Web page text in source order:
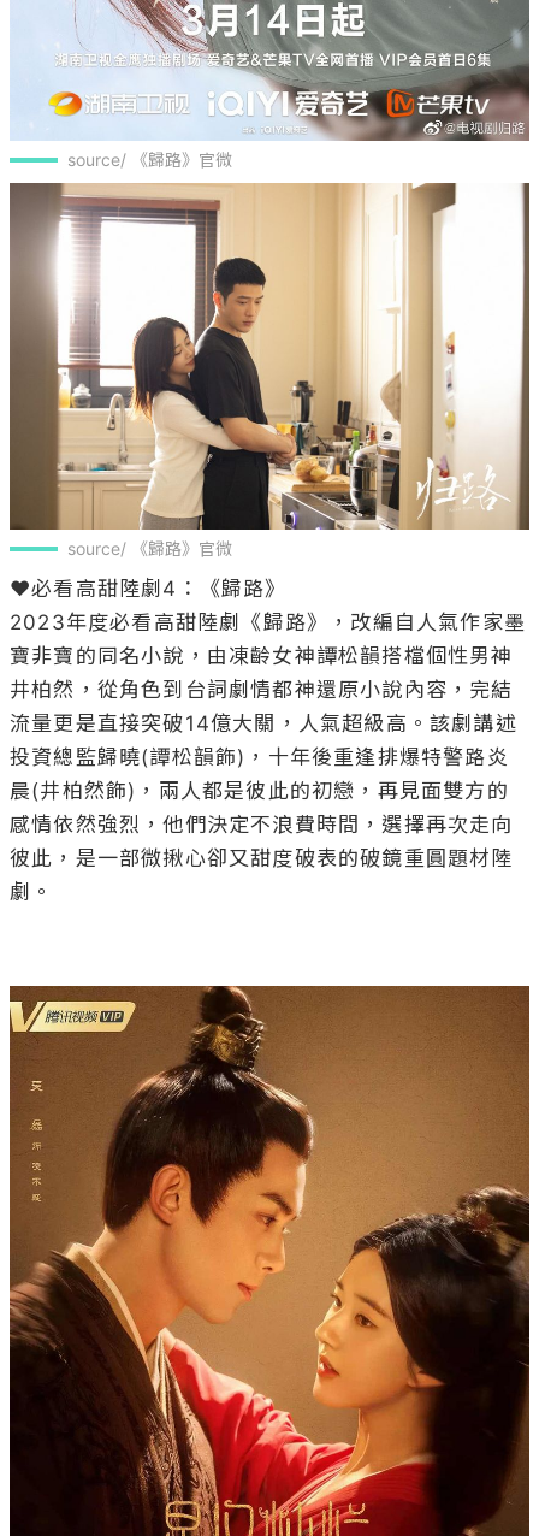
source/ 《歸路》官微
source/ 《歸路》官微
❤️必看高甜陸劇4：《歸路》
2023年度必看高甜陸劇《歸路》，改編自人氣作家墨
寶非寶的同名小說，由凍齡女神譚松韻搭檔個性男神
井柏然，從角色到台詞劇情都神還原小說內容，完結
流量更是直接突破14億大關，人氣超級高。該劇講述
投資總監歸曉(譚松韻飾)，十年後重逢排爆特警路炎
晨(井柏然飾)，兩人都是彼此的初戀，再見面雙方的
感情依然強烈，他們決定不浪費時間，選擇再次走向
彼此，是一部微揪心卻又甜度破表的破鏡重圓題材陸
劇。